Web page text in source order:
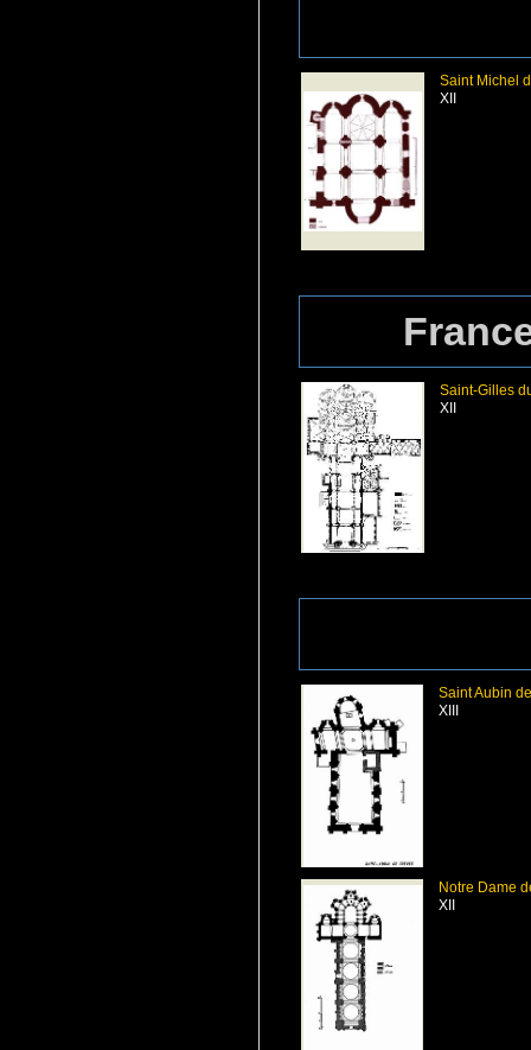
Saint Michel
XII
Saint-Gilles
XII
Saint Aubin
XIII
Notre Dame
XII